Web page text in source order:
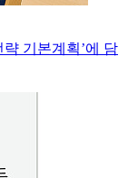
기본계획’에 담